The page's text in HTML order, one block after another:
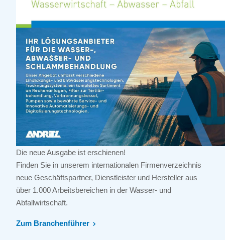
Die neue Ausgabe ist erschienen!
Finden Sie in unserem internationalen Firmenverzeichnis
neue Geschäftspartner, Dienstleister und Hersteller aus
über 1.000 Arbeitsbereichen in der Wasser- und
Abfallwirtschaft.
Zum Branchenführer